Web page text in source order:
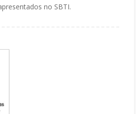
no SBTI.